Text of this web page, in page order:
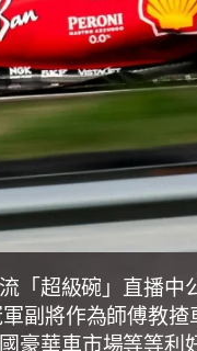
「超級碗」直播
副將作為師傅教
豪華車市場等等